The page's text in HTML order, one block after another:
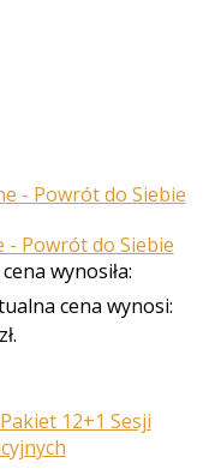
- Powrót do Siebie
wynosiła:
cena wynosi: